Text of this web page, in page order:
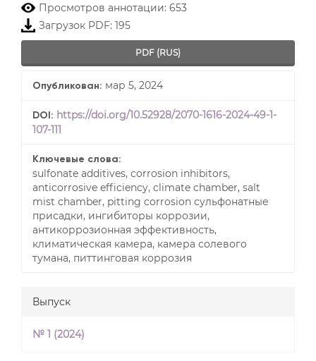
Просмотров аннотации: 653
Загрузок PDF: 195
PDF (RUS)
Опубликован: мар 5, 2024
DOI: https://doi.org/10.52928/2070-1616-2024-49-1-
107-111
Ключевые слова:
sulfonate additives, corrosion inhibitors,
anticorrosive efficiency, climate chamber, salt
mist chamber, pitting corrosion сульфонатные
присадки, ингибиторы коррозии,
антикоррозионная эффективность,
климатическая камера, камера солевого
тумана, питтинговая коррозия
Выпуск
№ 1 (2024)